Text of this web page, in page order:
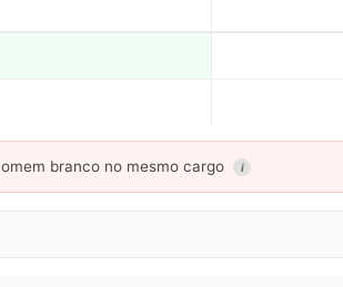
branco no mesmo cargo i